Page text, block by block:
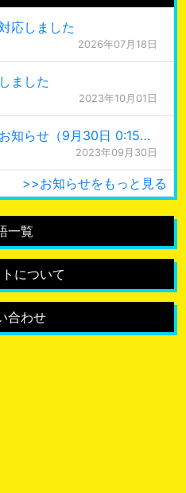
応しました
2026年07月18日
ました
2023年10月01日
緊急メンテナンス実施のお知らせ（9月30日 0:15更新）
2023年09月30日
>>お知らせをもっと見る
一覧
について
合わせ